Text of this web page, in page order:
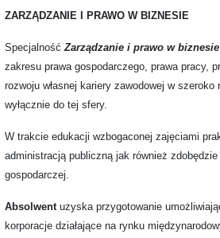
ZARZĄDZANIE I PRAWO W BIZNESIE
SpecjalnośćZarządzanie i prawo w biznesie
zakresu prawa gospodarczego, prawa pracy,
rozwoju własnej kariery zawodowej w
wyłącznie do tej sfery.
W trakcie edukacji wzbogaconej zajęciami
administracją publiczną jak również
gospodarczej.
Absolwentuzyska przygotowanie
korporacje działające na rynku